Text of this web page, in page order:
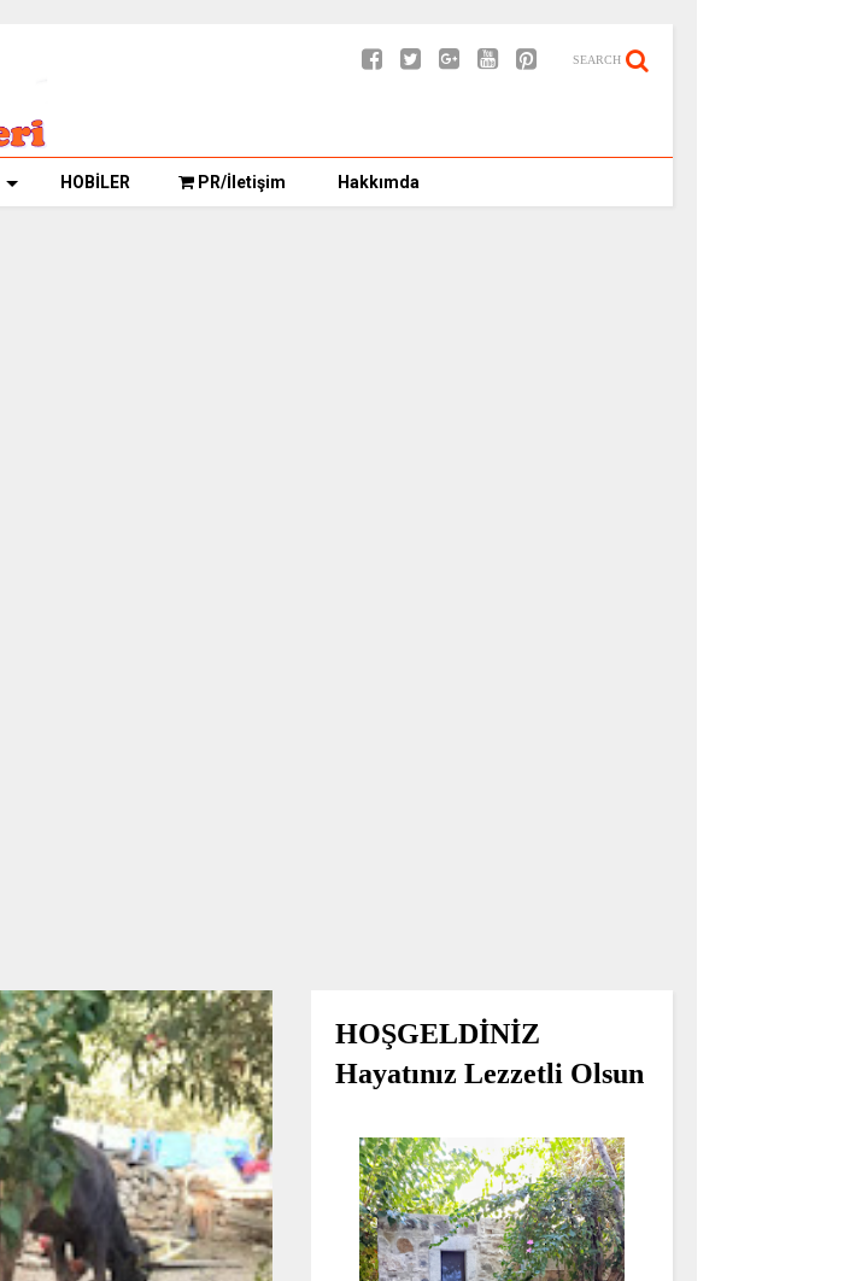
SEARCH
HOBİLER PR/İletişim Hakkımda
HOŞGELDİNİZ
Hayatınız Lezzetli Olsun